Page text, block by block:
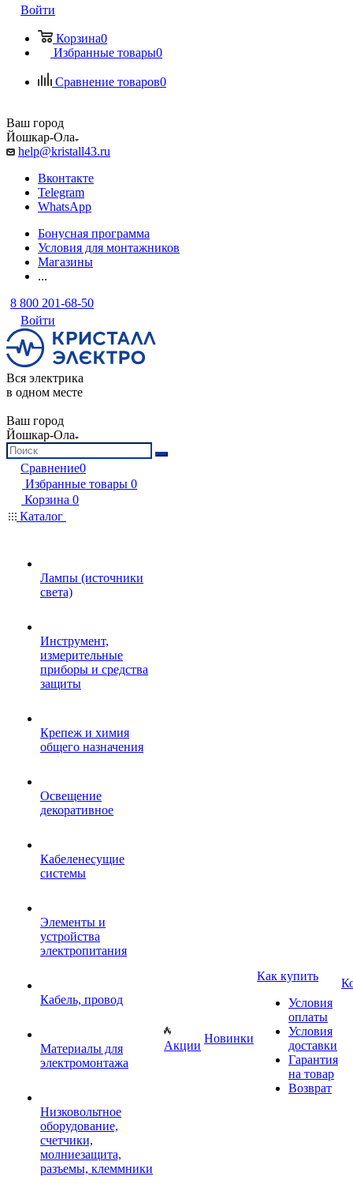
Войти
Корзина0
Избранные товары0
Сравнение товаров0
Ваш город
Йошкар-Ола
help@kristall43.ru
Вконтакте
Telegram
WhatsApp
Бонусная программа
Условия для монтажников
Магазины
...
8 800 201-68-50
Войти
Вся электрика
в одном месте
Ваш город
Йошкар-Ола
Сравнение0
Избранные товары 0
Корзина 0
Каталог
Лампы (источники
света)
Инструмент,
измерительные
приборы и средства
защиты
Крепеж и химия
общего назначения
Освещение
декоративное
Кабеленесущие
системы
Элементы и
устройства
электропитания
Кабель, провод
Материалы для
электромонтажа
Низковольтное
оборудование,
счетчики,
молниезащита,
разъемы, клеммники
Акции
Новинки
Как купить
Условия
оплаты
Условия
доставки
Гарантия
на товар
Возврат